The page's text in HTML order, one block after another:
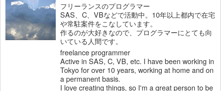
フリーランスのプログラマー
SAS、C、VBなどで活動中。10年以上都内で在宅
や常駐案件をこなしています。
作るのが大好きなので、プログラマーにとても向
いている人間です。
freelance programmer
Active in SAS, C, VB, etc. I have been working in
Tokyo for over 10 years, working at home and on
a permanent basis.
I love creating things, so I'm a great person to be